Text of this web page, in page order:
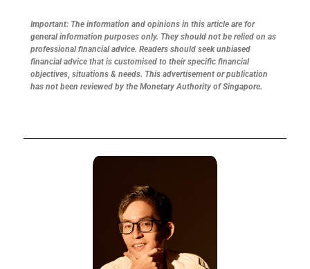
Important: The information and opinions in this article are for
general information purposes only. They should not be relied on as
professional financial advice. Readers should seek unbiased
financial advice that is customised to their specific financial
objectives, situations & needs. This advertisement or publication
has not been reviewed by the Monetary Authority of Singapore.